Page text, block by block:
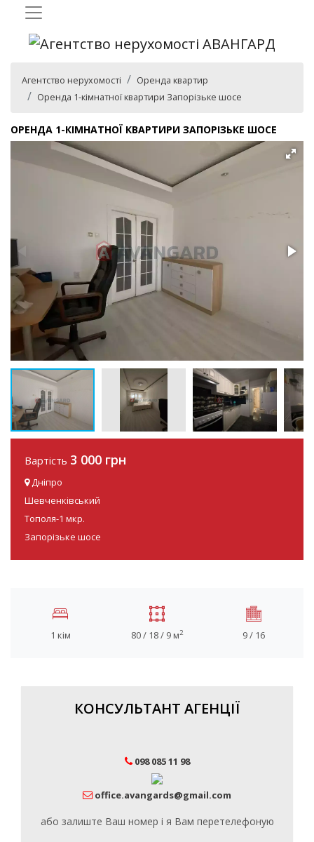
Агентство нерухомості
Оренда квартир
Оренда 1-кімнатної квартири Запорізьке шосе
ОРЕНДА 1-КІМНАТНОЇ КВАРТИРИ ЗАПОРІЗЬКЕ ШОСЕ
Вартість 3 000 грн
Дніпро
Шевченківський
Тополя-1 мкр.
Запорізьке шосе
1 кім 80 / 18 / 9 м2 9 / 16
КОНСУЛЬТАНТ АГЕНЦІЇ
098 085 11 98
office.avangards@gmail.com
або залиште Ваш номер і я Вам перетелефоную